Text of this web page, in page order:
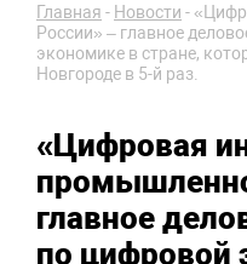
Главная - Новости -
России» – главное
экономике в стране,
Новгороде в 5-й раз.
«Цифровая
главное
по цифровой